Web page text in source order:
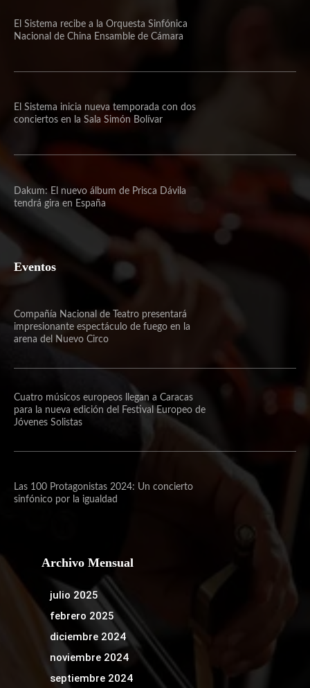
El Sistema recibe a la Orquesta Sinfónica
Nacional de China Ensamble de Cámara
El Sistema inicia nueva temporada con dos
conciertos en la Sala Simón Bolívar
Dakum: El nuevo álbum de Prisca Dávila
tendrá gira en España
Eventos
Compañía Nacional de Teatro presentará
impresionante espectáculo de fuego en la
arena del Nuevo Circo
Cuatro músicos europeos llegan a Caracas
para la nueva edición del Festival Europeo de
Jóvenes Solistas
Las 100 Protagonistas 2024: Un concierto
sinfónico por la igualdad
Archivo Mensual
julio 2025
febrero 2025
diciembre 2024
noviembre 2024
septiembre 2024